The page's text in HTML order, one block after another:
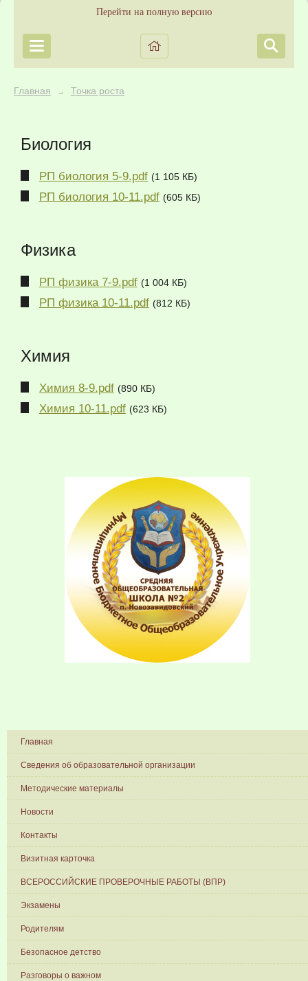
Перейти на полную версию
Главная → Точка роста
Биология
РП биология 5-9.pdf (1 105 КБ)
РП биология 10-11.pdf (605 КБ)
Физика
РП физика 7-9.pdf (1 004 КБ)
РП физика 10-11.pdf (812 КБ)
Химия
Химия 8-9.pdf (890 КБ)
Химия 10-11.pdf (623 КБ)
Главная
Сведения об образовательной организации
Методические материалы
Новости
Контакты
Визитная карточка
ВСЕРОССИЙСКИЕ ПРОВЕРОЧНЫЕ РАБОТЫ (ВПР)
Экзамены
Родителям
Безопасное детство
Разговоры о важном